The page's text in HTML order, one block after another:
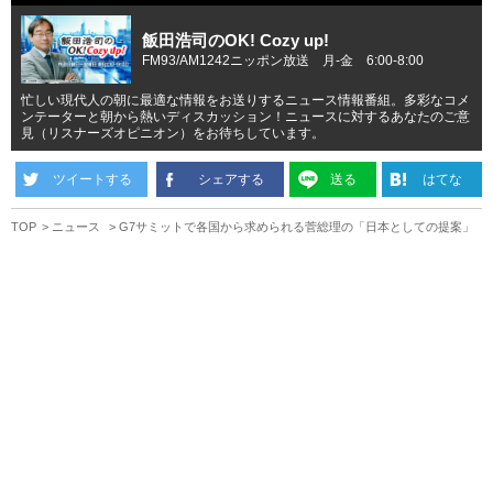
飯田浩司のOK! Cozy up!
FM93/AM1242ニッポン放送 月-金 6:00-8:00
忙しい現代人の朝に最適な情報をお送りするニュース情報番組。多彩なコメ
ンテーターと朝から熱いディスカッション！ニュースに対するあなたのご意
見（リスナーズオピニオン）をお待ちしています。
ツイートする シェアする 送る はてな
TOP ニュース G7サミットで各国から求められる菅総理の「日本としての提案」